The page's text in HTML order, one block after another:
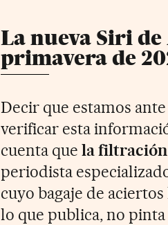
La nueva Siri
primavera de
Decir que estamos
verificar esta
cuenta que la filtración
periodista
cuyo bagaje de
lo que publica, no